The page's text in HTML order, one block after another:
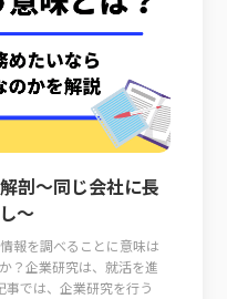
剖～同じ会社に長
～
報を調べることに意味は
？企業研究は、就活を進
事では、企業研究を行う